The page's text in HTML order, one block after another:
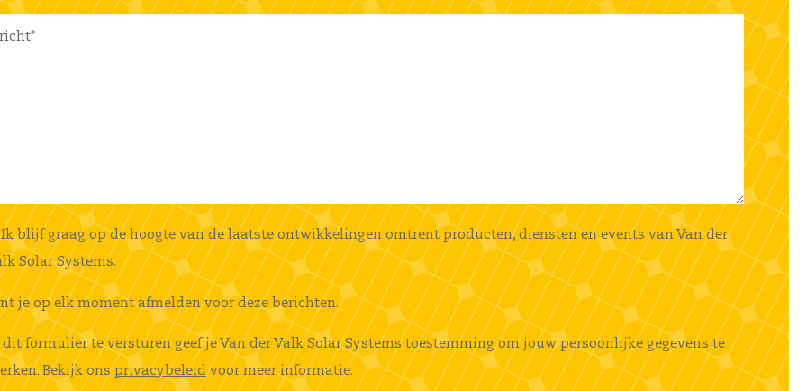
Ik blijf graag op de hoogte van de laatste ontwikkelingen omtrent producten, diensten en events van Van der
Solar Systems.
je op elk moment afmelden voor deze berichten.
dit formulier te versturen geef je Van der Valk Solar Systems toestemming om jouw persoonlijke gegevens te
Bekijk onsprivacybeleidvoor meer informatie.